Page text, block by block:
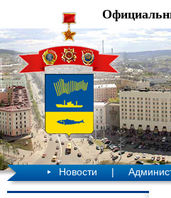
Новости |